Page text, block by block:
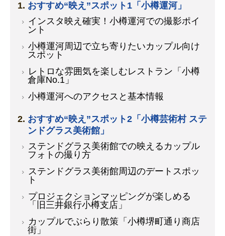
おすすめ“映え”スポット1「小樽運河」
インスタ映え確実！小樽運河での撮影ポイ
ント
小樽運河周辺で立ち寄りたいカップル向け
スポット
レトロな雰囲気を楽しむレストラン「小樽
倉庫No.1」
小樽運河へのアクセスと基本情報
おすすめ“映え”スポット2「小樽芸術村 ステ
ンドグラス美術館」
ステンドグラス美術館での映えるカップル
フォトの撮り方
ステンドグラス美術館周辺のデートスポッ
ト
プロジェクションマッピングが楽しめる
「旧三井銀行小樽支店」
カップルでぶらり散策「小樽堺町通り商店
街」